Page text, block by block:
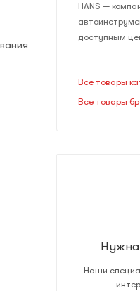
HANS —
доступным
Все товары
Все товары
Нужна
Наши